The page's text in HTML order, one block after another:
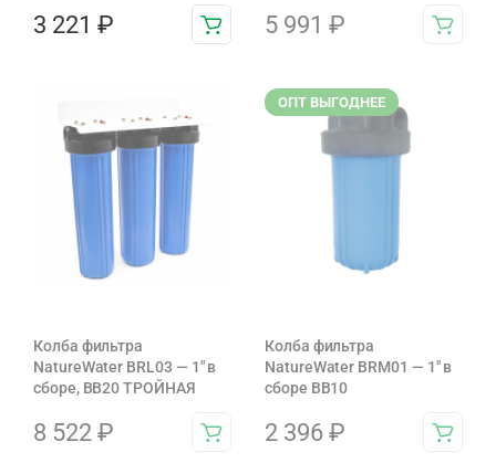
3 221 ₽ 5 991 ₽
Колба фильтра
NatureWater BRL03 — 1″ в
сборе, BB20 ТРОЙНАЯ
8 522 ₽
ОПТ ВЫГОДНЕЕ
Колба фильтра
NatureWater BRM01 — 1″ в
сборе BB10
2 396 ₽